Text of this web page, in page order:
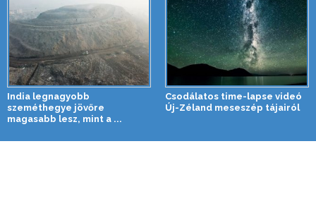
India legnagyobb
szeméthegye jövőre
magasabb lesz, mint a ...
Csodálatos time-lapse videó
Új-Zéland meseszép tájairól